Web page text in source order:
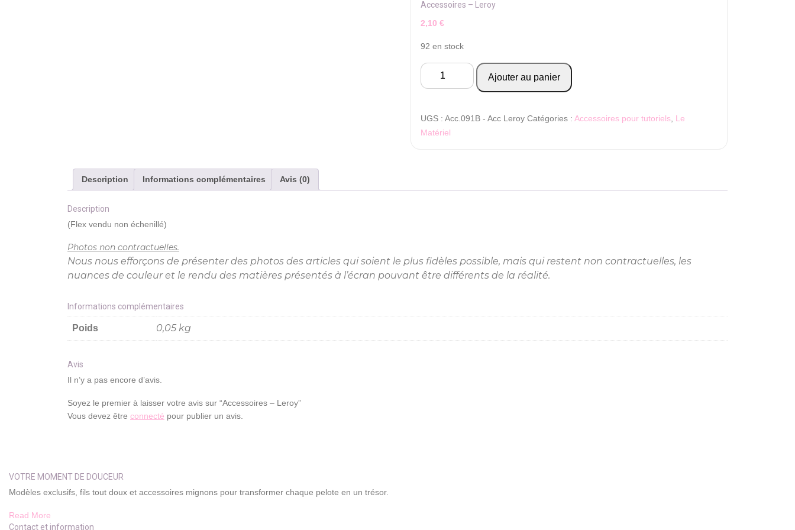
Accessoires – Leroy
2,10€
92 en stock
quantité
de
Ajouter au panier
UGS :Acc.091B - Acc Leroy Catégories :Accessoires pour tutoriels Le
Matériel
Description Informations complémentaires Avis (0)
Description
(Flex vendu non échenillé)
Photos non contractuelles.
Nous nous efforçons de présenter des photos des articles qui soient le plus fidèles possible, mais qui restent non contractuelles, les
nuances de couleur et le rendu des matières présentés à l’écran pouvant être différents de la réalité.
Informations complémentaires
Poids 0,05 kg
Avis
Il n’y a pas encore d’avis.
Soyez le premier à laisser votre avis sur “Accessoires – Leroy”
Vous devez être connecté pour publier un avis.
VOTRE MOMENT DE DOUCEUR
Modèles exclusifs, fils tout doux et accessoires mignons pour transformer chaque pelote en un trésor.
Read More
Contact et information